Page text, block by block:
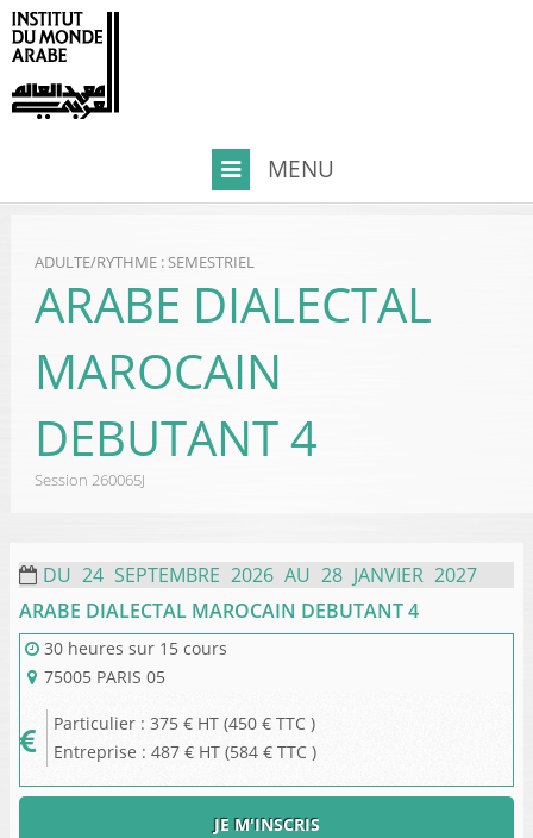
ADULTE/RYTHME : SEMESTRIEL
ARABE DIALECTAL
MAROCAIN
DEBUTANT 4
Session 260065J
DU 24 SEPTEMBRE 2026 AU 28 JANVIER 2027
ARABE DIALECTAL MAROCAIN DEBUTANT 4
30 heures sur 15 cours
75005 PARIS 05
Particulier : 375 € HT 450 € TTC
Entreprise : 487 € HT 584 € TTC
JE M'INSCRIS